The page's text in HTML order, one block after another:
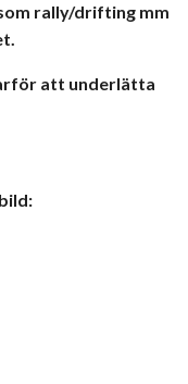
rally/drifting mm
att underlätta